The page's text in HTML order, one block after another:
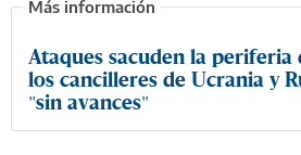
Ataques sacuden la
los cancilleres de Ucrania y
"sin avances"